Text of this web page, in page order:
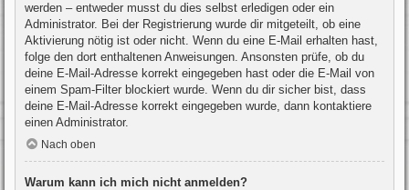
werden – entweder musst du dies selbst erledigen oder ein
Administrator. Bei der Registrierung wurde dir mitgeteilt, ob eine
Aktivierung nötig ist oder nicht. Wenn du eine E-Mail erhalten hast,
folge den dort enthaltenen Anweisungen. Ansonsten prüfe, ob du
deine E-Mail-Adresse korrekt eingegeben hast oder die E-Mail von
einem Spam-Filter blockiert wurde. Wenn du dir sicher bist, dass
deine E-Mail-Adresse korrekt eingegeben wurde, dann kontaktiere
einen Administrator.
Nach oben
Warum kann ich mich nicht anmelden?